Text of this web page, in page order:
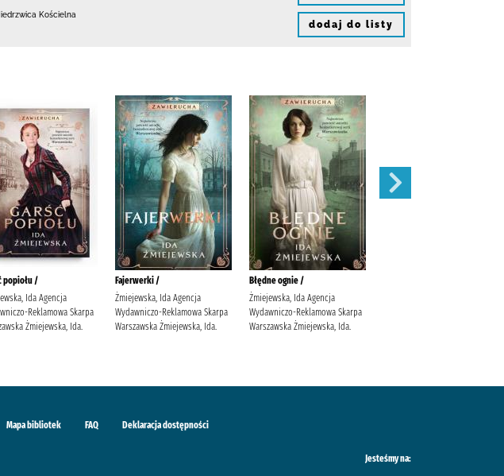
Kościelna
dodaj do listy
popiołu /
Ida Agencja
Reklamowa Skarpa
Żmiejewska, Ida.
Fajerwerki /
Żmiejewska, Ida Agencja
Wydawniczo-Reklamowa Skarpa
Warszawska Żmiejewska, Ida.
Błędne ognie /
Żmiejewska, Ida Agencja
Wydawniczo-Reklamowa Skarpa
Warszawska Żmiejewska, Ida.
Mapa bibliotek FAQ Deklaracja dostępności
Jesteśmy na: